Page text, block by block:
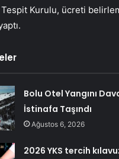
Kurulu, ücreti
Bolu Otel Yangını
İstinafa Taşındı
Ağustos 6, 2026
2026 YKS tercih